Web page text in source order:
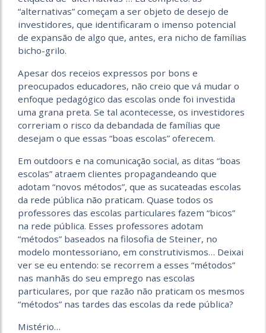
“alternativas” começam a ser objeto de desejo de
investidores, que identificaram o imenso potencial
de expansão de algo que, antes, era nicho de famílias
bicho-grilo.
Apesar dos receios expressos por bons e
preocupados educadores, não creio que vá mudar o
enfoque pedagógico das escolas onde foi investida
uma grana preta. Se tal acontecesse, os investidores
correriam o risco da debandada de famílias que
desejam o que essas “boas escolas” oferecem.
Em outdoors e na comunicação social, as ditas “boas
escolas” atraem clientes propagandeando que
adotam “novos métodos”, que as sucateadas escolas
da rede pública não praticam. Quase todos os
professores das escolas particulares fazem “bicos”
na rede pública. Esses professores adotam
“métodos” baseados na filosofia de Steiner, no
modelo montessoriano, em construtivismos… Deixai
ver se eu entendo: se recorrem a esses “métodos”
nas manhãs do seu emprego nas escolas
particulares, por que razão não praticam os mesmos
“métodos” nas tardes das escolas da rede pública?
Mistério…